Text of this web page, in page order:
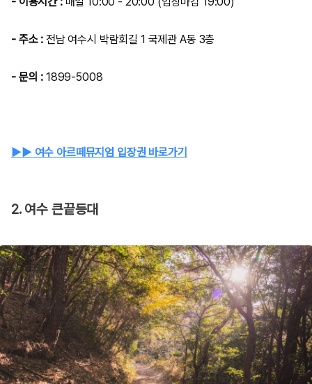
- 주소 : 전남 여수시 박람회길 1 국제관 A동 3층
- 문의 : 1899-5008
▶▶ 여수 아르떼뮤지엄 입장권 바로가기
2. 여수 큰끝등대